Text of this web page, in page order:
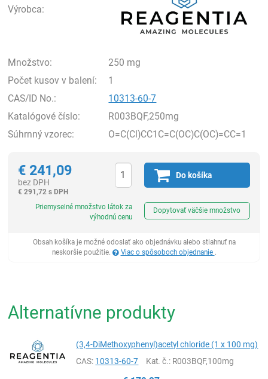
Výrobca:
Množstvo:
250 mg
Počet kusov v balení:
1
CAS/ID No.:
10313-60-7
Katalógové číslo:
R003BQF,250mg
Súhrnný vzorec:
O=C(Cl)CC1C=C(OC)C(OC)=CC=1
€ 241,09
bez DPH
€ 291,72 s DPH
Do košíka
Priemyselné množstvo látok za
výhodnú cenu
Dopytovať väčšie množstvo
Obsah košíka je možné odoslať ako objednávku alebo stiahnuť na
neskoršie použitie.
Viac o spôsoboch objednanie .
Alternatívne produkty
(3,4-DiMethoxyphenyl)acetyl chloride (1 x 100 mg)
CAS: 10313-60-7 Kat. č.: R003BQF,100mg